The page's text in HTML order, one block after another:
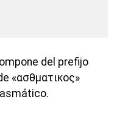
del prefijo
«ασθματικος»